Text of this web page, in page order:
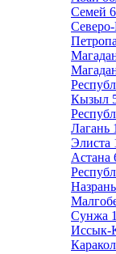
Семей 6
Северо-
Кызыл
Лагань 1
Элиста
Астана
Назрань
Сунжа 1
Иссык-
Каракол